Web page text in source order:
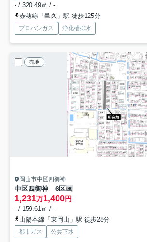
- / 320.49㎡ / -
赤穂線「邑久」駅 徒歩125分
プロパンガス 浄化槽排水
売地
岡山市中区四御神
中区四御神 6区画
1,231万1,400円
- / 159.61㎡ / -
山陽本線「東岡山」駅 徒歩28分
都市ガス 公共下水